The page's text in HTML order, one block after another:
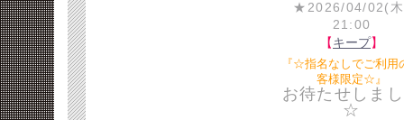
★2026/04/02(
21:00
【キープ】
『☆指名なしでご利用
客様限定☆』
お待たせしま
☆